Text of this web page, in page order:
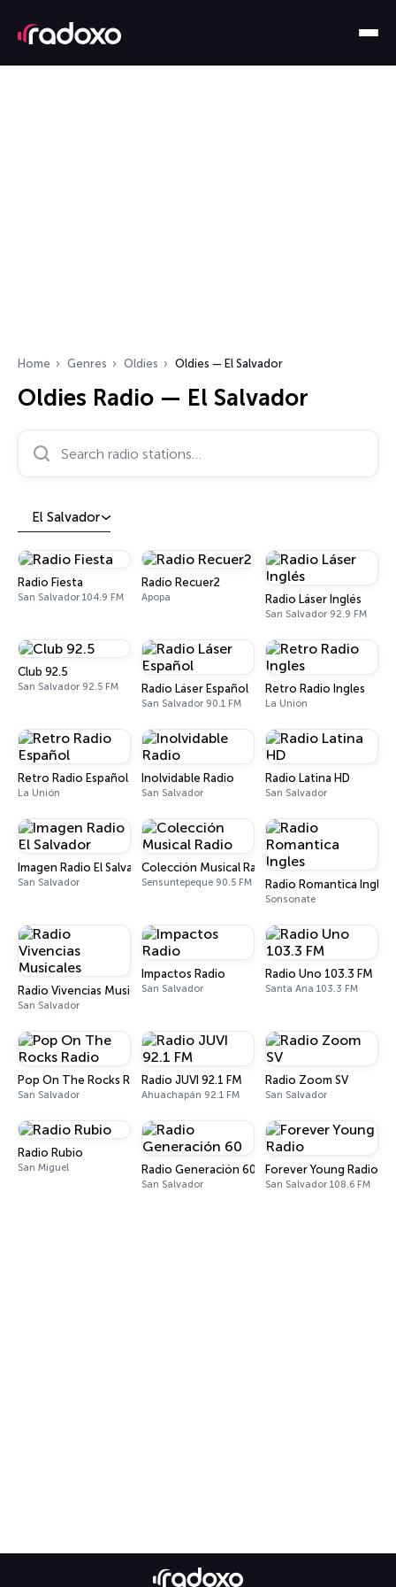
Home Genres Oldies Oldies — El Salvador
Oldies Radio — El Salvador
Search radio stations…
El Salvador
Radio Fiesta
San Salvador 104.9 FM
Radio Recuer2
Apopa Radio Láser Inglés
San Salvador 92.9 FM
Club 92.5
San Salvador 92.5 FM Radio Láser Español
San Salvador 90.1 FM
Retro Radio Ingles
La Unión
Retro Radio Español
La Unión
Inolvidable Radio
San Salvador
Radio Latina HD
San Salvador
Imagen Radio El Salvador
San Salvador
Colección Musical Radio
Sensuntepeque 90.5 FM Radio Romantica Ingles
Sonsonate
Radio Vivencias Musicales
San Salvador
Impactos Radio
San Salvador
Radio Uno 103.3 FM
Santa Ana 103.3 FM
Pop On The Rocks Radio
San Salvador
Radio JUVI 92.1 FM
Ahuachapán 92.1 FM
Radio Zoom SV
San Salvador
Radio Rubio
San Miguel Radio Generación 60
San Salvador
Forever Young Radio
San Salvador 108.6 FM